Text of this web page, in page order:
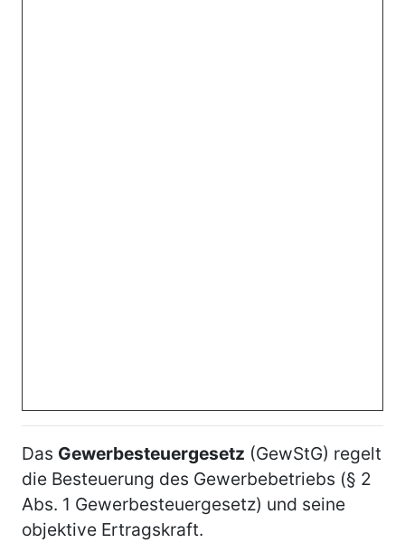
Das Gewerbesteuergesetz (GewStG) regelt
die Besteuerung des Gewerbebetriebs (§ 2
Abs. 1 Gewerbesteuergesetz) und seine
objektive Ertragskraft.